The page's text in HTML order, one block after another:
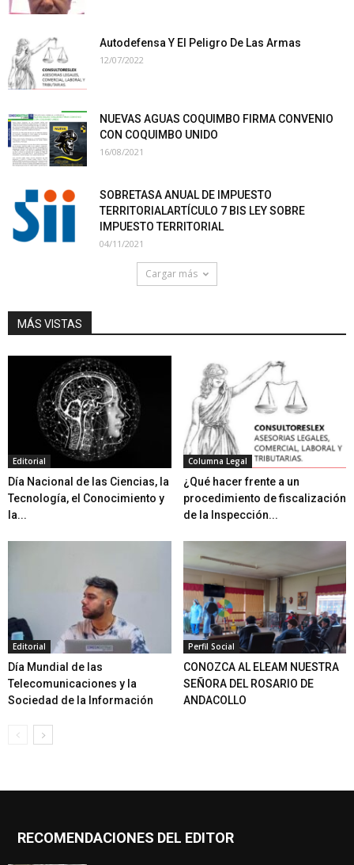
Autodefensa Y El Peligro De Las Armas
12/07/2022
NUEVAS AGUAS COQUIMBO FIRMA CONVENIO
CON COQUIMBO UNIDO
16/08/2021
SOBRETASA ANUAL DE IMPUESTO
TERRITORIALARTÍCULO 7 BIS LEY SOBRE
IMPUESTO TERRITORIAL
04/11/2021
Cargar más
MÁS VISTAS
Editorial
Día Nacional de las Ciencias, la
Tecnología, el Conocimiento y
la...
Columna Legal
¿Qué hacer frente a un
procedimiento de fiscalización
de la Inspección...
Editorial
Día Mundial de las
Telecomunicaciones y la
Sociedad de la Información
Perfil Social
CONOZCA AL ELEAM NUESTRA
SEÑORA DEL ROSARIO DE
ANDACOLLO
RECOMENDACIONES DEL EDITOR